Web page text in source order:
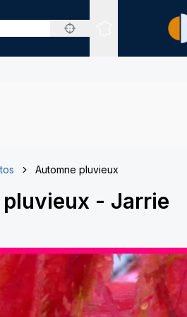
Sites expertisés
Automne pluvieux
- Jarrie